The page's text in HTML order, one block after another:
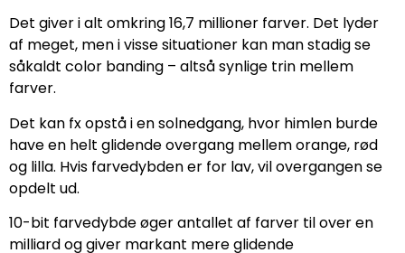
Det giver i alt omkring 16,7 millioner farver. Det lyder
af meget, men i visse situationer kan man stadig se
såkaldt color banding – altså synlige trin mellem
farver.
Det kan fx opstå i en solnedgang, hvor himlen burde
have en helt glidende overgang mellem orange, rød
og lilla. Hvis farvedybden er for lav, vil overgangen se
opdelt ud.
10-bit farvedybde øger antallet af farver til over en
milliard og giver markant mere glidende